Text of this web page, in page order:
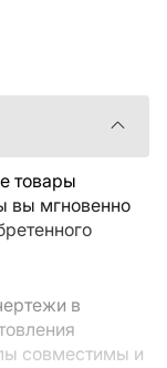
после их
все
Если у
товары
вы мгновенно
в
совместимы и